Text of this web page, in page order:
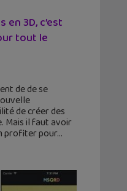
3D, c’est
tout le
de de se
de créer des
Mais il faut avoir
profiter pour